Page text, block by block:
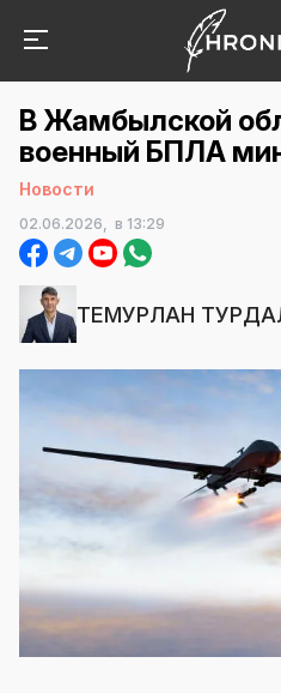
В Жамбылской
военный БПЛА
Новости
02.06.2026, в 13:29
ТЕМУРЛАН